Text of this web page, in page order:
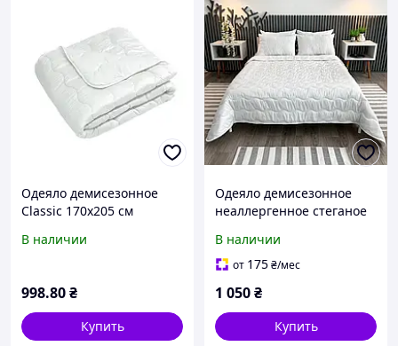
Одеяло демисезонное
Classic 170х205 см
В наличии
998.80₴
Купить
Одеяло демисезонное
неаллергенное стеганое
seasons 200х220 см
В наличии
от 175₴/мес
1 050₴
Купить